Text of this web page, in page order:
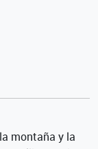
montaña y la